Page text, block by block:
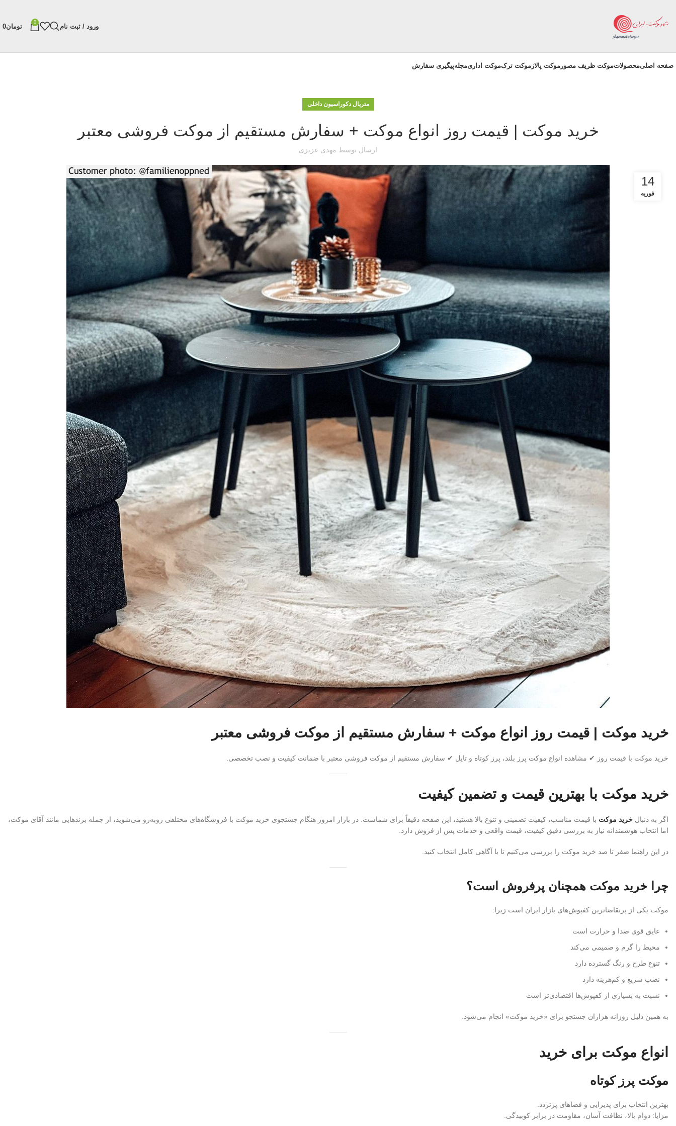
ورود / ثبت نام
0
تومان0
صفحه اصلیمحصولاتموکت ظریف مصور موکت پالاز موکت ترکموکت اداریمجلهپیگیری سفارش
متریال دکوراسیون داخلی
خرید موکت | قیمت روز انواع موکت + سفارش مستقیم از موکت فروشی معتبر
ارسال توسط مهدی عزیزی
14
فوریه
خرید موکت | قیمت روز انواع موکت + سفارش مستقیم از موکت فروشی معتبر
خرید موکت با قیمت روز ✔ مشاهده انواع موکت پرز بلند، پرز کوتاه و تایل ✔ سفارش مستقیم از موکت فروشی معتبر با ضمانت کیفیت و نصب تخصصی.
خرید موکت با بهترین قیمت و تضمین کیفیت
اگر به دنبال خرید موکت با قیمت مناسب، کیفیت تضمینی و تنوع بالا هستید، این صفحه دقیقاً برای شماست. در بازار امروز هنگام جستجوی خرید موکت با فروشگاه‌های مختلفی روبه‌رو می‌شوید، از جمله برندهایی مانند آقای موکت،
اما انتخاب هوشمندانه نیاز به بررسی دقیق کیفیت، قیمت واقعی و خدمات پس از فروش دارد.
در این راهنما صفر تا صد خرید موکت را بررسی می‌کنیم تا با آگاهی کامل انتخاب کنید.
چرا خرید موکت همچنان پرفروش است؟
موکت یکی از پرتقاضاترین کفپوش‌های بازار ایران است زیرا:
عایق قوی صدا و حرارت است
محیط را گرم و صمیمی می‌کند
تنوع طرح و رنگ گسترده دارد
نصب سریع و کم‌هزینه دارد
نسبت به بسیاری از کفپوش‌ها اقتصادی‌تر است
به همین دلیل روزانه هزاران جستجو برای «خرید موکت» انجام می‌شود.
انواع موکت برای خرید
موکت پرز کوتاه
بهترین انتخاب برای پذیرایی و فضاهای پرتردد.
مزایا: دوام بالا، نظافت آسان، مقاومت در برابر کوبیدگی.